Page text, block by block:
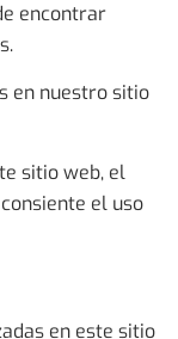
encontrar
en nuestro sitio
sitio web, el
el uso
en este sitio